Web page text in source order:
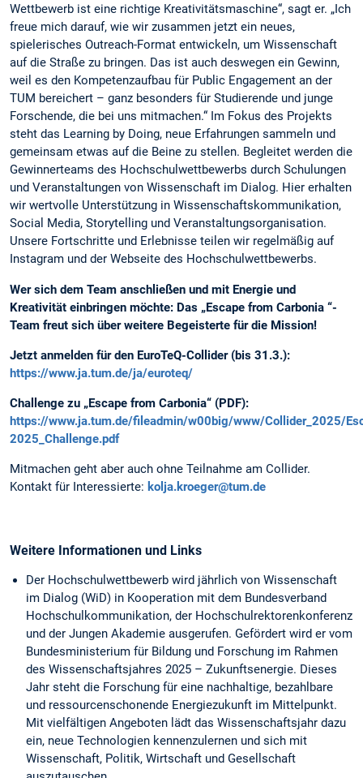
Wettbewerb ist eine richtige Kreativitätsmaschine“, sagt er. „Ich
freue mich darauf, wie wir zusammen jetzt ein neues,
spielerisches Outreach-Format entwickeln, um Wissenschaft
auf die Straße zu bringen. Das ist auch deswegen ein Gewinn,
weil es den Kompetenzaufbau für Public Engagement an der
TUM bereichert – ganz besonders für Studierende und junge
Forschende, die bei uns mitmachen.“ Im Fokus des Projekts
steht das Learning by Doing, neue Erfahrungen sammeln und
gemeinsam etwas auf die Beine zu stellen. Begleitet werden die
Gewinnerteams des Hochschulwettbewerbs durch Schulungen
und Veranstaltungen von Wissenschaft im Dialog. Hier erhalten
wir wertvolle Unterstützung in Wissenschaftskommunikation,
Social Media, Storytelling und Veranstaltungsorganisation.
Unsere Fortschritte und Erlebnisse teilen wir regelmäßig auf
Instagram und der Webseite des Hochschulwettbewerbs.
Wer sich dem Team anschließen und mit Energie und
Kreativität einbringen möchte: Das „Escape from Carbonia “-
Team freut sich über weitere Begeisterte für die Mission!
Jetzt anmelden für den EuroTeQ-Collider (bis 31.3.):
https://www.ja.tum.de/ja/euroteq/
Challenge zu „Escape from Carbonia“ (PDF):
https://www.ja.tum.de/fileadmin/w00big/www/Collider_2025/
2025_Challenge.pdf
Mitmachen geht aber auch ohne Teilnahme am Collider.
Kontakt für Interessierte: kolja.kroeger@tum.de
Weitere Informationen und Links
Der Hochschulwettbewerb wird jährlich von Wissenschaft
im Dialog (WiD) in Kooperation mit dem Bundesverband
Hochschulkommunikation, der Hochschulrektorenkonferenz
und der Jungen Akademie ausgerufen. Gefördert wird er vom
Bundesministerium für Bildung und Forschung im Rahmen
des Wissenschaftsjahres 2025 – Zukunftsenergie. Dieses
Jahr steht die Forschung für eine nachhaltige, bezahlbare
und ressourcenschonende Energiezukunft im Mittelpunkt.
Mit vielfältigen Angeboten lädt das Wissenschaftsjahr dazu
ein, neue Technologien kennenzulernen und sich mit
Wissenschaft, Politik, Wirtschaft und Gesellschaft